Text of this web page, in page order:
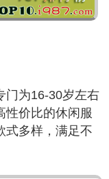
门为16-30岁左右
性价比的休闲服
式多样，满足不